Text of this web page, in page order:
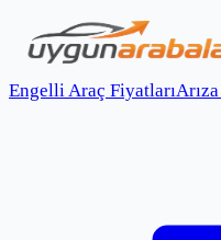
Engelli Araç Fiyatları